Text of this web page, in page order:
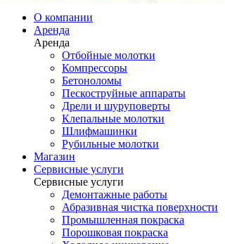
О компании
Аренда
Аренда
Отбойные молотки
Компрессоры
Бетоноломы
Пескоструйные аппараты
Дрели и шуруповерты
Клепальные молотки
Шлифмашинки
Рубильные молотки
Магазин
Сервисные услуги
Сервисные услуги
Демонтажные работы
Абразивная чистка поверхности
Промышленная покраска
Порошковая покраска